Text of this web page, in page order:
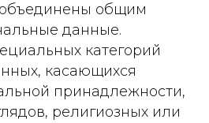
общим
данные.
категорий
касающихся
принадлежности,
религиозных или